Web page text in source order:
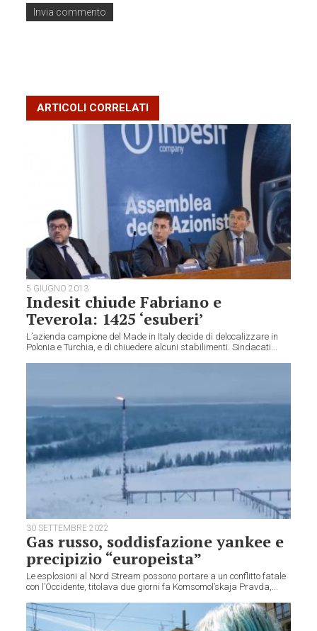
ARTICOLI CORRELATI
5 GIUGNO 2013
Indesit chiude Fabriano e
Teverola: 1425 ‘esuberi’
L’azienda campione del Made in Italy decide di delocalizzare in
Polonia e Turchia, e di chiuedere alcuni stabilimenti. Sindacati...
30 SETTEMBRE 2022
Gas russo, soddisfazione yankee e
precipizio “europeista”
Le esplosioni al Nord Stream possono portare a un conflitto fatale
con l’Occidente, titolava due giorni fa Komsomol’skaja Pravda,...